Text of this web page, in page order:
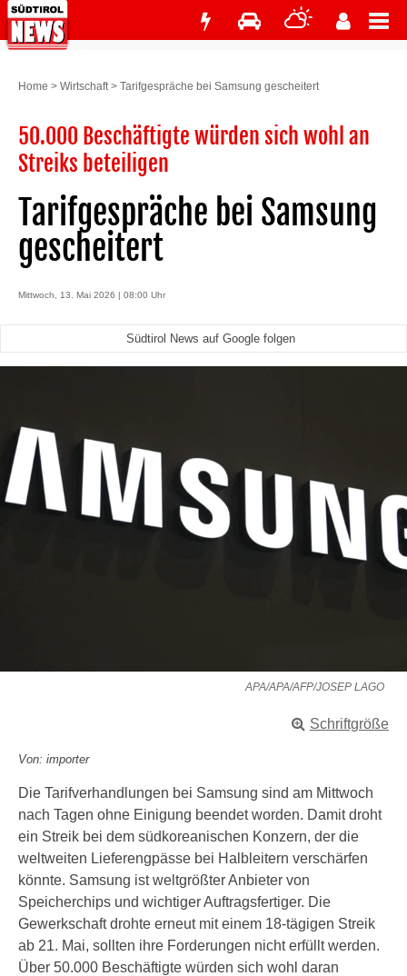
Home > Wirtschaft> Tarifgespräche bei Samsung gescheitert
50.000 Beschäftigte würden sich wohl an
Streiks beteiligen
Tarifgespräche bei Samsung
gescheitert
Mittwoch, 13. Mai 2026 | 08:00 Uhr
Südtirol News auf Google folgen
APA/APA/AFP/JOSEP LAGO
Schriftgröße
Von: importer
Die Tarifverhandlungen bei Samsung sind am Mittwoch
nach Tagen ohne Einigung beendet worden. Damit droht
ein Streik bei dem südkoreanischen Konzern, der die
weltweiten Lieferengpässe bei Halbleitern verschärfen
könnte. Samsung ist weltgrößter Anbieter von
Speicherchips und wichtiger Auftragsfertiger. Die
Gewerkschaft drohte erneut mit einem 18-tägigen Streik
ab 21. Mai, sollten ihre Forderungen nicht erfüllt werden.
Über 50.000 Beschäftigte würden sich wohl daran